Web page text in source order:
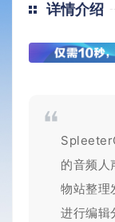
详情介绍
的音频人
物站整理
进行编辑